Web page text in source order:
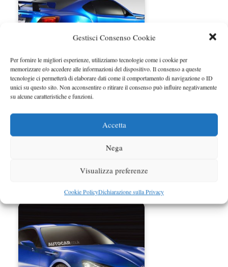
Gestisci Consenso Cookie
Per fornire le migliori esperienze, utilizziamo tecnologie come i cookie per
memorizzare e/o accedere alle informazioni del dispositivo. Il consenso a queste
tecnologie ci permetterà di elaborare dati come il comportamento di navigazione o ID
unici su questo sito. Non acconsentire o ritirare il consenso può influire negativamente
su alcune caratteristiche e funzioni.
Accetta
Nega
Visualizza preferenze
Cookie PolicyDichiarazione sulla Privacy
Subaru BRZ prima immagine
ufficiale
Salone di Detroit 2013